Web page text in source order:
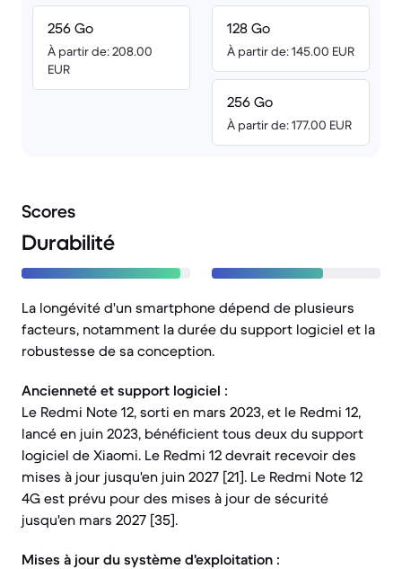
256 Go
À partir de: 208.00
EUR
128 Go
À partir de: 145.00 EUR
256 Go
À partir de: 177.00 EUR
Scores
Durabilité
La longévité d'un smartphone dépend de plusieurs
facteurs, notamment la durée du support logiciel et la
robustesse de sa conception.
Ancienneté et support logiciel :
Le Redmi Note 12, sorti en mars 2023, et le Redmi 12,
lancé en juin 2023, bénéficient tous deux du support
logiciel de Xiaomi. Le Redmi 12 devrait recevoir des
mises à jour jusqu'en juin 2027 [21]. Le Redmi Note 12
4G est prévu pour des mises à jour de sécurité
jusqu'en mars 2027 [35].
Mises à jour du système d'exploitation :